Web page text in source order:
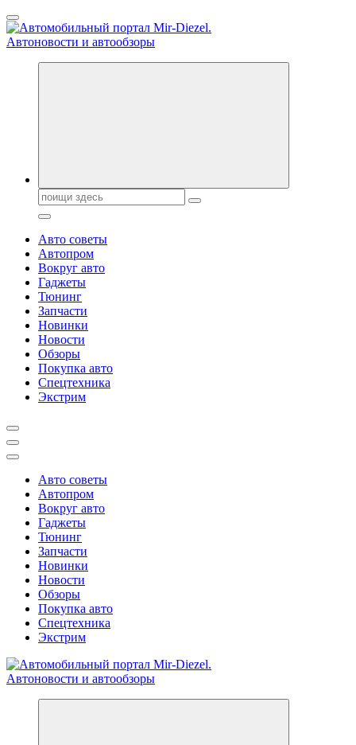
Перейти
к
содержанию
Справочник автомобилиста. Обзор новинок популярных
Поиск:
Авто советы
Автопром
Вокруг авто
Гаджеты
Тюнинг
Запчасти
Новинки
Новости
Обзоры
Покупка авто
Спецтехника
Экстрим
Авто советы
Автопром
Вокруг авто
Гаджеты
Тюнинг
Запчасти
Новинки
Новости
Обзоры
Покупка авто
Спецтехника
Экстрим
Справочник автомобилиста. Обзор новинок популярных